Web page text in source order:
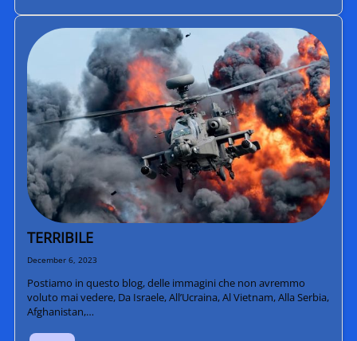
TERRIBILE
December 6, 2023
Postiamo in questo blog, delle immagini che non avremmo
voluto mai vedere, Da Israele, All’Ucraina, Al Vietnam, Alla Serbia,
Afghanistan,…